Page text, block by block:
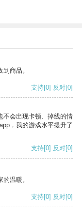
商品。
支持[0] 反对[0]
不会出现卡顿、掉线的情
，我的游戏水平提升了
支持[0] 反对[0]
温暖。
支持[0] 反对[0]